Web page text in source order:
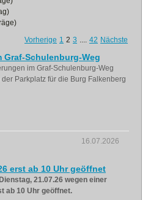
Vorherige 1 2 3 .... 42 Nächste
Schulenburg-Weg
im Graf-Schulenburg-Weg
Parkplatz für die Burg Falkenberg
16.07.2026
erst ab 10 Uhr geöffnet
21.07.26 wegen einer
ab 10 Uhr geöffnet.